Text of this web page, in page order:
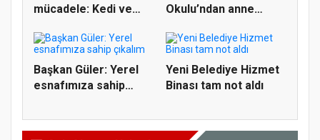
mücadele: Kedi ve
Okulu’ndan anne
Başkan Güler: Yerel
esnafımıza sahip
Yeni Belediye Hizmet
Binası tam not aldı